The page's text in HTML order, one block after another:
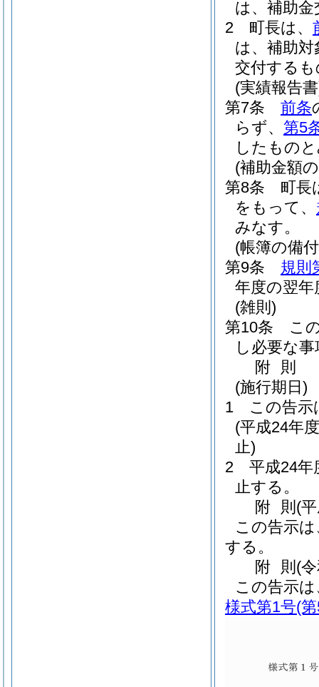
は、補助金
2
町長は、
は、補助
交付する
(実績報告
第7条
前条
らず、 第5
したもの
(補助金額
第8条
町長
をもって、
みなす。
(帳簿の備
第9条
規則
年度の翌
(雑則)
第10条
こ
し必要な
附 則
(施行期日)
1
この告示
(平成24年
止)
2
平成24年
止する。
附 則 (
この告示
する。
附 則 (
この告示
様式第1号(